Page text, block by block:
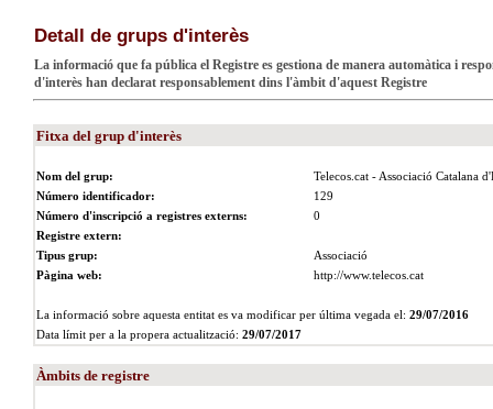
Detall de grups d'interès
La informació que fa pública el Registre es gestiona de manera automàtica i
d'interès han declarat responsablement dins l'àmbit d'aquest Registre
Fitxa del grup d'interès
Nom del grup:
Telecos.cat - Associació Catalana
Número identificador:
129
Número d'inscripció a registres externs:
0
Registre extern:
Tipus grup:
Associació
Pàgina web:
http://www.telecos.cat
La informació sobre aquesta entitat es va modificar per última vegada el: 29/07/2016
Data límit per a la propera actualització: 29/07/2017
Àmbits de registre